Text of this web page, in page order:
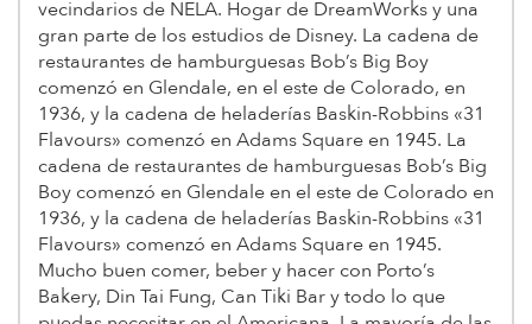
vecindarios de NELA. Hogar de DreamWorks y una
gran parte de los estudios de Disney. La cadena de
restaurantes de hamburguesas Bob’s Big Boy
comenzó en Glendale, en el este de Colorado, en
1936, y la cadena de heladerías Baskin-Robbins «31
Flavours» comenzó en Adams Square en 1945. La
cadena de restaurantes de hamburguesas Bob’s Big
Boy comenzó en Glendale en el este de Colorado en
1936, y la cadena de heladerías Baskin-Robbins «31
Flavours» comenzó en Adams Square en 1945.
Mucho buen comer, beber y hacer con Porto’s
Bakery, Din Tai Fung, Can Tiki Bar y todo lo que